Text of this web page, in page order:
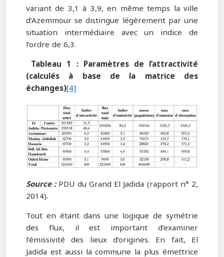
variant de 3,1 à 3,9, en même temps la ville
d’Azemmour se distingue légèrement par une
situation intermédiaire avec un indice de
l’ordre de 6,3.
Tableau 1 : Paramètres de l’attractivité
(calculés à base de la matrice des
échanges)[4]
Source :PDU du Grand El Jadida (rapport n° 2,
2014).
Tout en étant dans une logique de symétrie
des flux, il est important d’examiner
l’émissivité des lieux d’origines. En fait, El
Jadida est aussi la commune la plus émettrice